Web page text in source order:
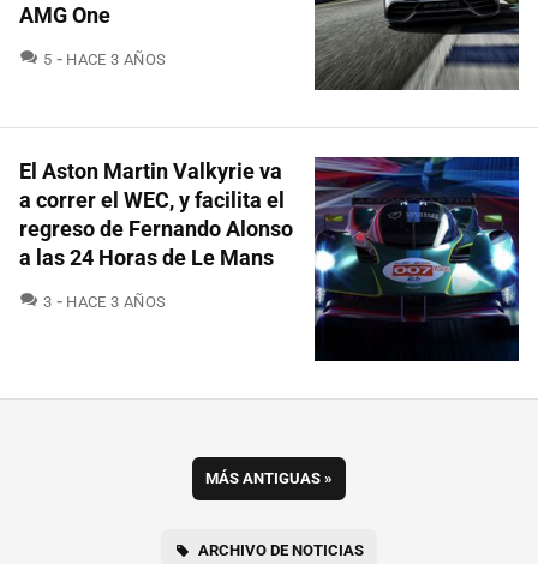
AMG One
5 COMENTARIOS
HACE 3 AÑOS
El Aston Martin Valkyrie va
a correr el WEC, y facilita el
regreso de Fernando Alonso
a las 24 Horas de Le Mans
3 COMENTARIOS
HACE 3 AÑOS
MÁS ANTIGUAS »
ARCHIVO DE NOTICIAS